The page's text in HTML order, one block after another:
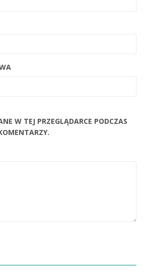
W TEJ PRZEGLĄDARCE PODCZAS